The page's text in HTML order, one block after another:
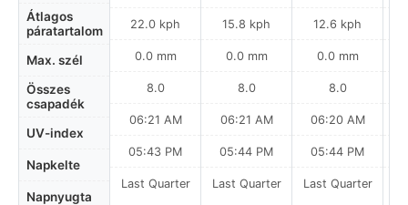
Átlagos
páratartalom
Max. szél
Összes
csapadék
UV-index
Napkelte
Napnyugta
22.0 kph
0.0 mm
8.0
06:21 AM
05:43 PM
Last Quarter
15.8 kph
0.0 mm
8.0
06:21 AM
05:44 PM
Last Quarter
12.6 kph
0.0 mm
8.0
06:20 AM
05:44 PM
Last Quarter